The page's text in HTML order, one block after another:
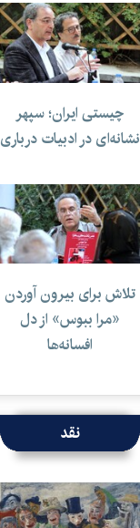
چیستی ایران؛ سپهر
نشانه‌ای در ادبیات درباری
تلاش برای بیرون آوردن
«مرا ببوس» از دل
افسانه‌ها
نقد